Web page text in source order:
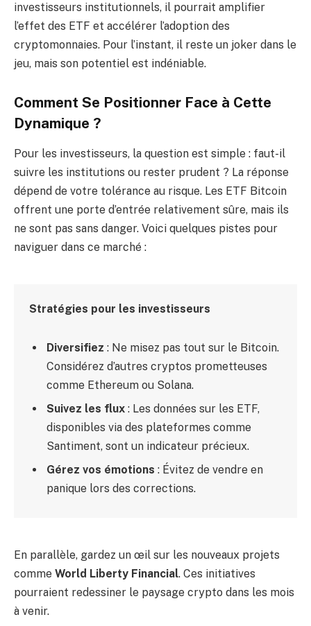
investisseurs institutionnels, il pourrait amplifier
l’effet des ETF et accélérer l’adoption des
cryptomonnaies. Pour l’instant, il reste un joker dans le
jeu, mais son potentiel est indéniable.
Comment Se Positionner Face à Cette
Dynamique ?
Pour les investisseurs, la question est simple : faut-il
suivre les institutions ou rester prudent ? La réponse
dépend de votre tolérance au risque. Les ETF Bitcoin
offrent une porte d’entrée relativement sûre, mais ils
ne sont pas sans danger. Voici quelques pistes pour
naviguer dans ce marché :
Stratégies pour les investisseurs
Diversifiez : Ne misez pas tout sur le Bitcoin.
Considérez d’autres cryptos prometteuses
comme Ethereum ou Solana.
Suivez les flux : Les données sur les ETF,
disponibles via des plateformes comme
Santiment, sont un indicateur précieux.
Gérez vos émotions : Évitez de vendre en
panique lors des corrections.
En parallèle, gardez un œil sur les nouveaux projets
comme World Liberty Financial. Ces initiatives
pourraient redessiner le paysage crypto dans les mois
à venir.